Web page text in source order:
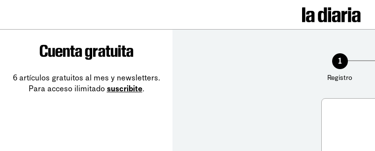
Cuenta gratuita
6 artículos gratuitos al mes y newsletters.
Para acceso ilimitado suscribite.
1
Registro